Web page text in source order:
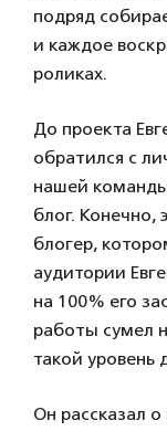
подряд
и каждое
роликах.
До проекта
обратился с
нашей
блог. Конечно,
блогер,
аудитории
на 100% его
работы сумел
такой уровень
Он рассказал